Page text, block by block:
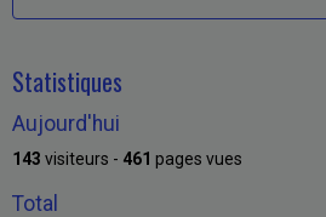
Statistiques
Aujourd'hui
143 visiteurs - 461 pages vues
Total